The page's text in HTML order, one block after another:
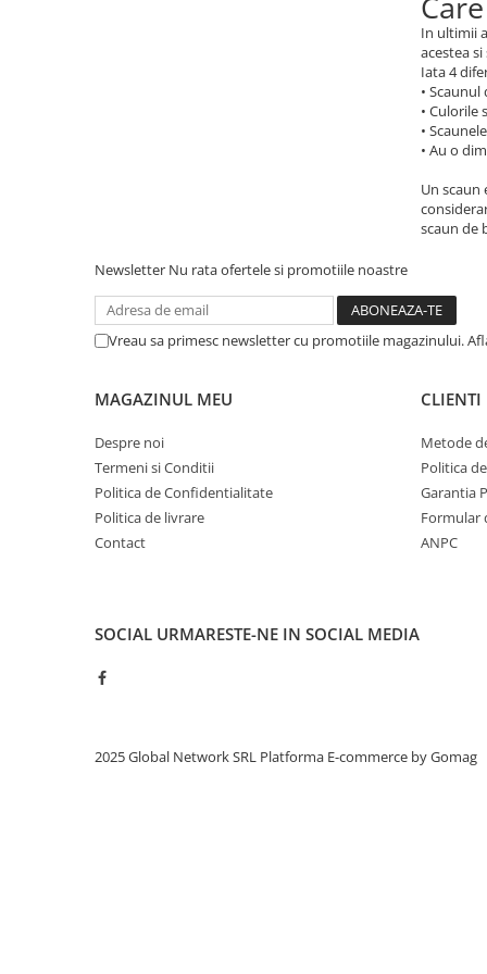
In ultimii
acestea
Iata 4
•
• Culorile
•
• Au o
Un
scaun de
Newsletter Nu rata ofertele si promotiile noastre
Vreau sa primesc newsletter cu promotiile magazinului.
MAGAZINUL MEU
Despre noi
Termeni si Conditii
Politica de Confidentialitate
Politica de livrare
Contact
CLIENTI
Metode
Politica
Garantia
Formular
ANPC
SOCIAL URMARESTE-NE IN SOCIAL MEDIA
2025 Global Network SRL Platforma E-commerce by Gomag